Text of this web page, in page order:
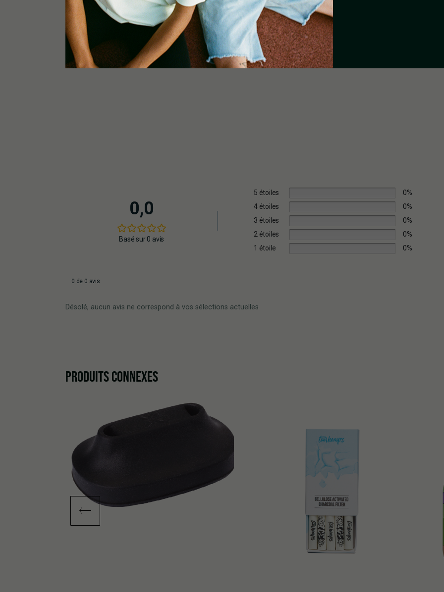
0,0
Basé sur 0 avis
5 étoiles
0%
4 étoiles
0%
3 étoiles
0%
2 étoiles
0%
1 étoile
0%
0 de 0 avis
Désolé, aucun avis ne correspond à vos sélections actuelles
PRODUITS CONNEXES